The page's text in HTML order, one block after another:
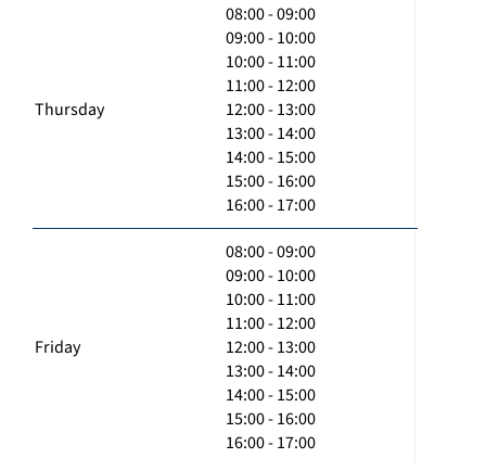
Thursday
08:00 - 09:00
09:00 - 10:00
10:00 - 11:00
11:00 - 12:00
12:00 - 13:00
13:00 - 14:00
14:00 - 15:00
15:00 - 16:00
16:00 - 17:00
Friday
08:00 - 09:00
09:00 - 10:00
10:00 - 11:00
11:00 - 12:00
12:00 - 13:00
13:00 - 14:00
14:00 - 15:00
15:00 - 16:00
16:00 - 17:00